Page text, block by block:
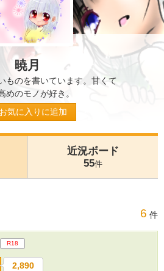
暁月
ものを書いています。甘くて
めのモノが好き。
気に入りに追加
近況ボード
55件
6 件
R18
2,890